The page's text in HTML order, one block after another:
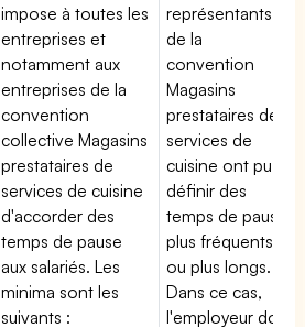
impose à toutes les
entreprises et
notamment aux
entreprises de la
convention
collective Magasins
prestataires de
services de cuisine
d'accorder des
temps de pause
aux salariés. Les
minima sont les
suivants :
représentants
de la
convention
Magasins
prestataires de
services de
cuisine ont pu
définir des
temps de pause
plus fréquents
ou plus longs.
Dans ce cas,
l'employeur doit